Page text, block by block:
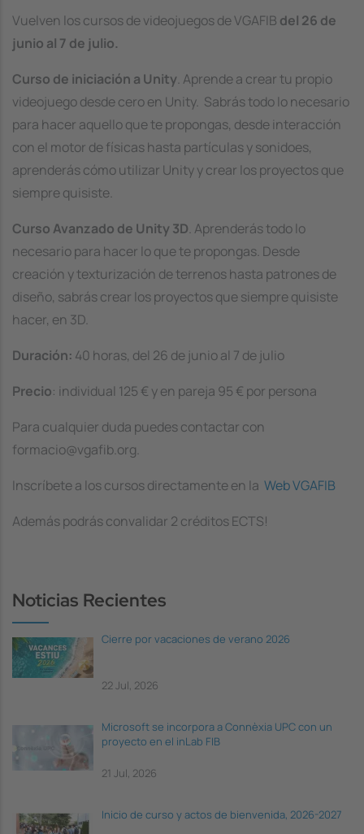
Vuelven los cursos de videojuegos de VGAFIB del 26 de
junio al 7 de julio.
Curso de iniciación a Unity. Aprende a crear tu propio
videojuego desde cero en Unity. Sabrás todo lo necesario
para hacer aquello que te propongas, desde interacción
con el motor de físicas hasta partículas y sonidoes,
aprenderás cómo utilizar Unity y crear los proyectos que
siempre quisiste.
Curso Avanzado de Unity 3D. Aprenderás todo lo
necesario para hacer lo que te propongas. Desde
creación y texturización de terrenos hasta patrones de
diseño, sabrás crear los proyectos que siempre quisiste
hacer, en 3D.
Duración: 40 horas, del 26 de junio al 7 de julio
Precio: individual 125 € y en pareja 95 € por persona
Para cualquier duda puedes contactar con
formacio@vgafib.org.
Inscríbete a los cursos directamente en la Web VGAFIB
Además podrás convalidar 2 créditos ECTS!
Noticias Recientes
Cierre por vacaciones de verano 2026
22 Jul, 2026
Microsoft se incorpora a Connèxia UPC con un
proyecto en el inLab FIB
21 Jul, 2026
Inicio de curso y actos de bienvenida, 2026-2027